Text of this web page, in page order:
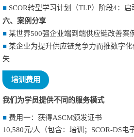
■ SCOR转型学习计划（TLP）阶段4：启
六、案例分享
■ 某世界500强企业端到端供应链改善案
■ 某企业为提升供应链竞争力而推数字
失
培训费用
我们为学员提供不同的服务模式
■ 费用一：获得ASCM颁发证书
10,580元/人（包含：培训；SCOR-DS电